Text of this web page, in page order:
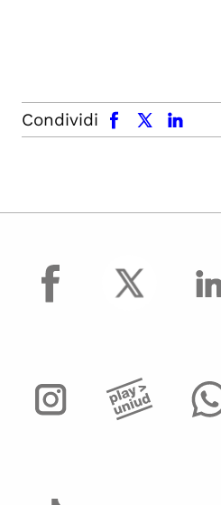
Condividi
facebook x.com linkedin
facebook